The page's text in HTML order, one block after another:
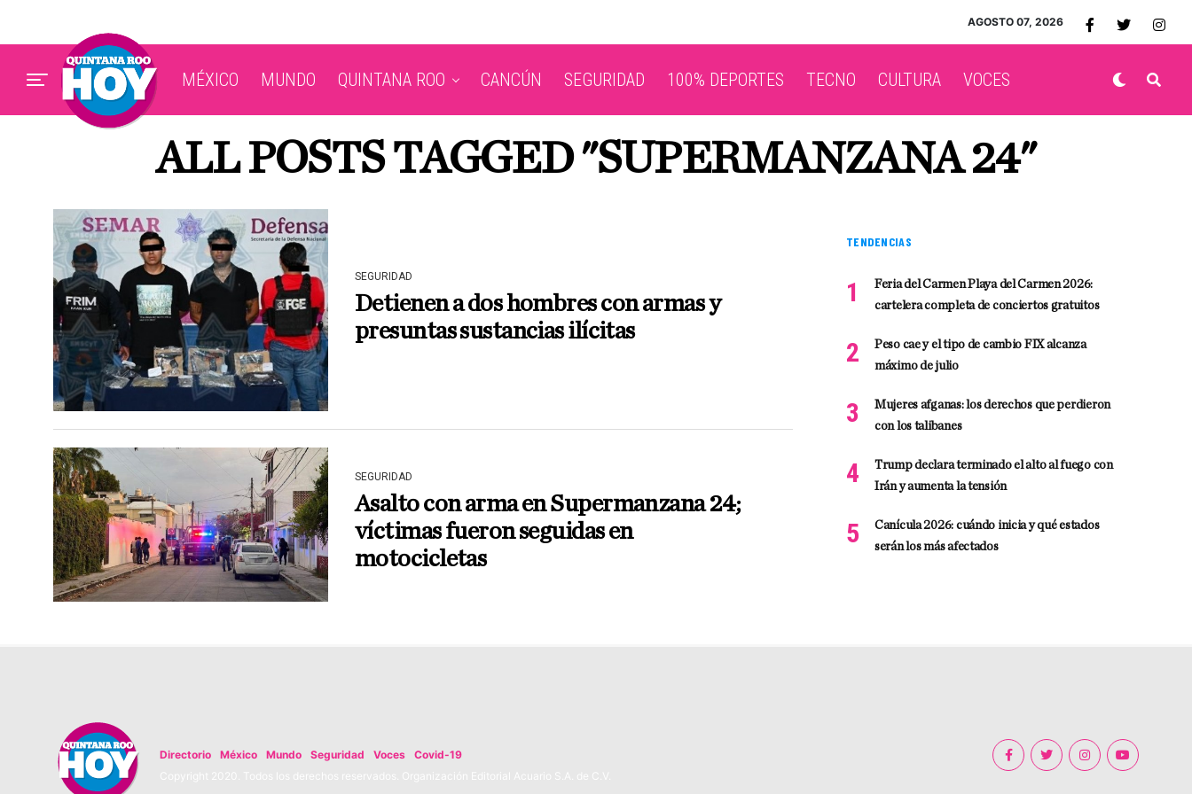
AGOSTO 07, 2026
MÉXICO MUNDO QUINTANA ROO CANCÚN SEGURIDAD 100% DEPORTES TECNO CULTURA VOCES
ALL POSTS TAGGED "SUPERMANZANA 24"
SEGURIDAD
Detienen a dos hombres con armas y
presuntas sustancias ilícitas
SEGURIDAD
Asalto con arma en Supermanzana 24;
víctimas fueron seguidas en
motocicletas
TENDENCIAS
Feria del Carmen Playa del Carmen 2026:
cartelera completa de conciertos gratuitos
Peso cae y el tipo de cambio FIX alcanza
máximo de julio
Mujeres afganas: los derechos que perdieron
con los talibanes
Trump declara terminado el alto al fuego con
Irán y aumenta la tensión
Canícula 2026: cuándo inicia y qué estados
serán los más afectados
Directorio México Mundo Seguridad Voces
Covid-19